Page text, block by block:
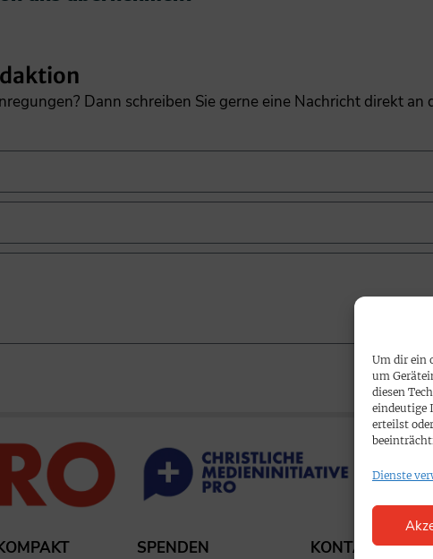
Um dir ein
um
diesen
eindeutige
erteilst
Dienste
Dann schreiben Sie gerne eine Nachricht direkt an
SPENDEN KONTAKT